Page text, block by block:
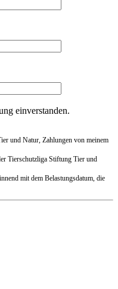
einverstanden.
und Natur, Zahlungen von meinem
Tierschutzliga Stiftung Tier und
mit dem Belastungsdatum, die